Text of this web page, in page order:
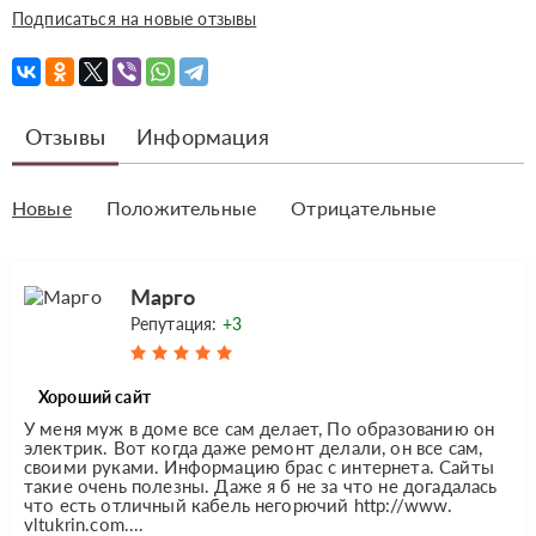
Подписаться на новые отзывы
Отзывы Информация
Новые Положительные Отрицательные
Марго
Репутация: +3
Хороший сайт
У меня муж в доме все сам делает, По образованию он
электрик. Вот когда даже ремонт делали, он все сам,
своими руками. Информацию брас с интернета. Сайты
такие очень полезны. Даже я б не за что не догадалась
что есть отличный кабель негорючий http://www.
vltukrin.com....